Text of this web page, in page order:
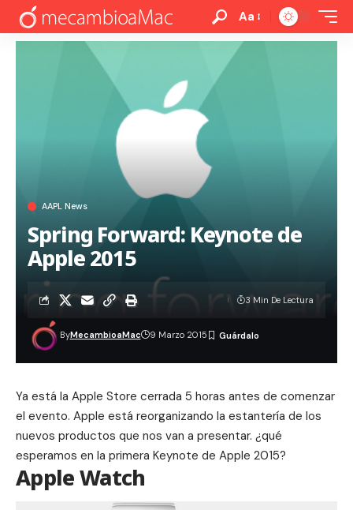
Aa
AAPL News
Spring Forward: Keynote de
Apple 2015
ByMecambioaMac 9 Marzo 2015
3 Min De Lectura
Ya está la Apple Store cerrada 5 horas antes de comenzar
el evento. Apple está reorganizando la estantería de los
nuevos productos que nos van a presentar. ¿qué
esperamos en la primera Keynote de Apple 2015?
Apple Watch